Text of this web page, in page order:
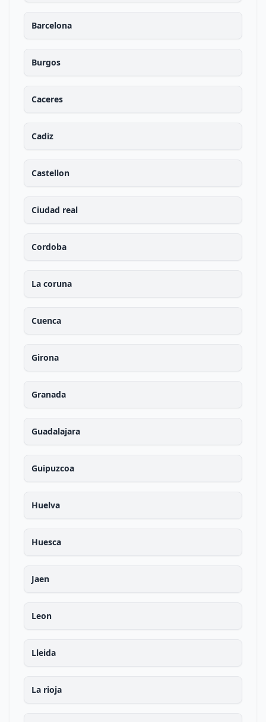
Barcelona
Burgos
Caceres
Cadiz
Castellon
Ciudad real
Cordoba
La coruna
Cuenca
Girona
Granada
Guadalajara
Guipuzcoa
Huelva
Huesca
Jaen
Leon
Lleida
La rioja